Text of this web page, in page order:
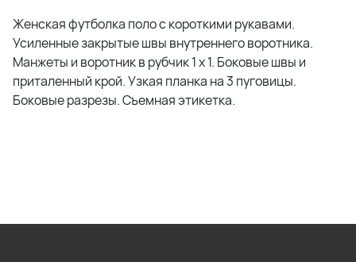
Женская футболка поло с короткими рукавами.
Усиленные закрытые швы внутреннего воротника.
Манжеты и воротник в рубчик 1 x 1. Боковые швы и
приталенный крой. Узкая планка на 3 пуговицы.
Боковые разрезы. Съемная этикетка.